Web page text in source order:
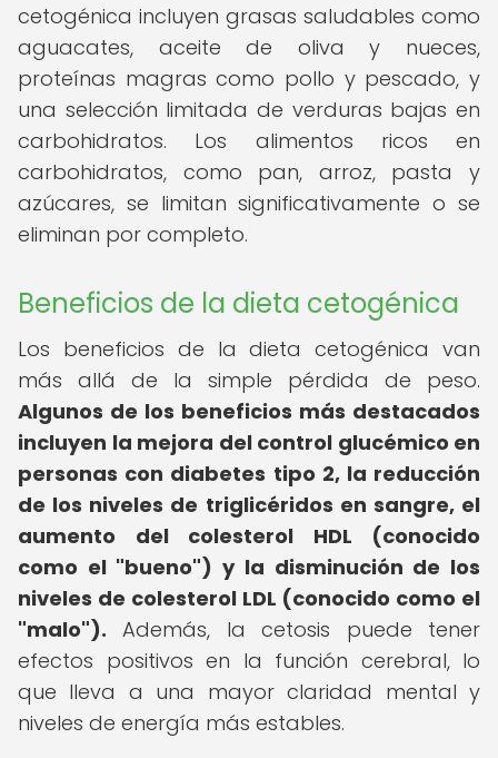
cetogénica incluyen grasas saludables como
aguacates, aceite de oliva y nueces,
proteínas magras como pollo y pescado, y
una selección limitada de verduras bajas en
carbohidratos. Los alimentos ricos en
carbohidratos, como pan, arroz, pasta y
azúcares, se limitan significativamente o se
eliminan por completo.
Beneficios de la dieta cetogénica
Los beneficios de la dieta cetogénica van
más allá de la simple pérdida de peso.
Algunos de los beneficios más destacados
incluyen la mejora del control glucémico en
personas con diabetes tipo 2, la reducción
de los niveles de triglicéridos en sangre, el
aumento del colesterol HDL (conocido
como el "bueno") y la disminución de los
niveles de colesterol LDL (conocido como el
"malo"). Además, la cetosis puede tener
efectos positivos en la función cerebral, lo
que lleva a una mayor claridad mental y
niveles de energía más estables.